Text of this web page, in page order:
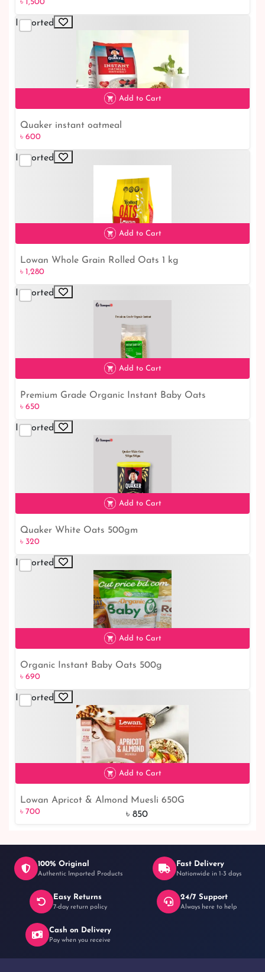
৳ 1,500
৳ 1,500
Imported
৳ 600
Add to Cart
Quaker instant oatmeal
৳ 600
Imported
৳ 1,280
Add to Cart
Lowan Whole Grain Rolled Oats 1 kg
৳ 1,280
Imported
৳ 650
Add to Cart
Premium Grade Organic Instant Baby Oats
৳ 650
Imported
৳ 320
Add to Cart
Quaker White Oats 500gm
৳ 320
Imported
৳ 690
Add to Cart
Organic Instant Baby Oats 500g
৳ 690
Imported
৳ 70018% off
Add to Cart
Lowan Apricot & Almond Muesli 650G
৳ 700 ৳ 850
100% Original
Authentic Imported Products
Fast Delivery
Nationwide in 1-3 days
Easy Returns
7-day return policy
24/7 Support
Always here to help
Cash on Delivery
Pay when you receive